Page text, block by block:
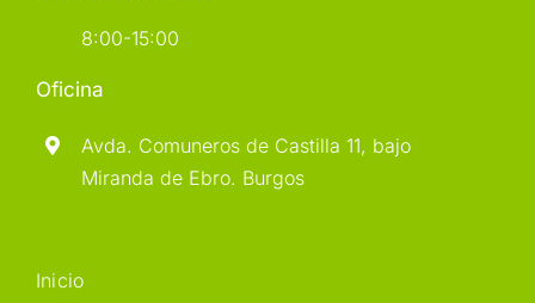
8:00-15:00
Oficina
Avda. Comuneros de Castilla 11, bajo
Miranda de Ebro. Burgos
Inicio